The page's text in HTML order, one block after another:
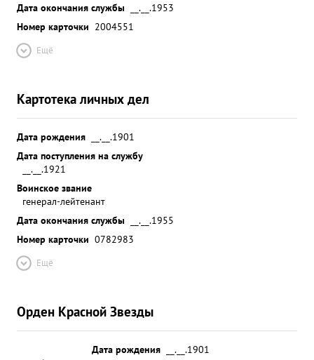
Дата окончания службы
__.__.1953
Номер карточки 2004551
Ещё
Картотека личных дел
Дата рождения
__.__.1901
Дата поступления на службу
__.__.1921
Воинское звание
генерал-лейтенант
Дата окончания службы
__.__.1955
Номер карточки 0782983
Ещё
Орден Красной Звезды
Дата рождения __.__.1901